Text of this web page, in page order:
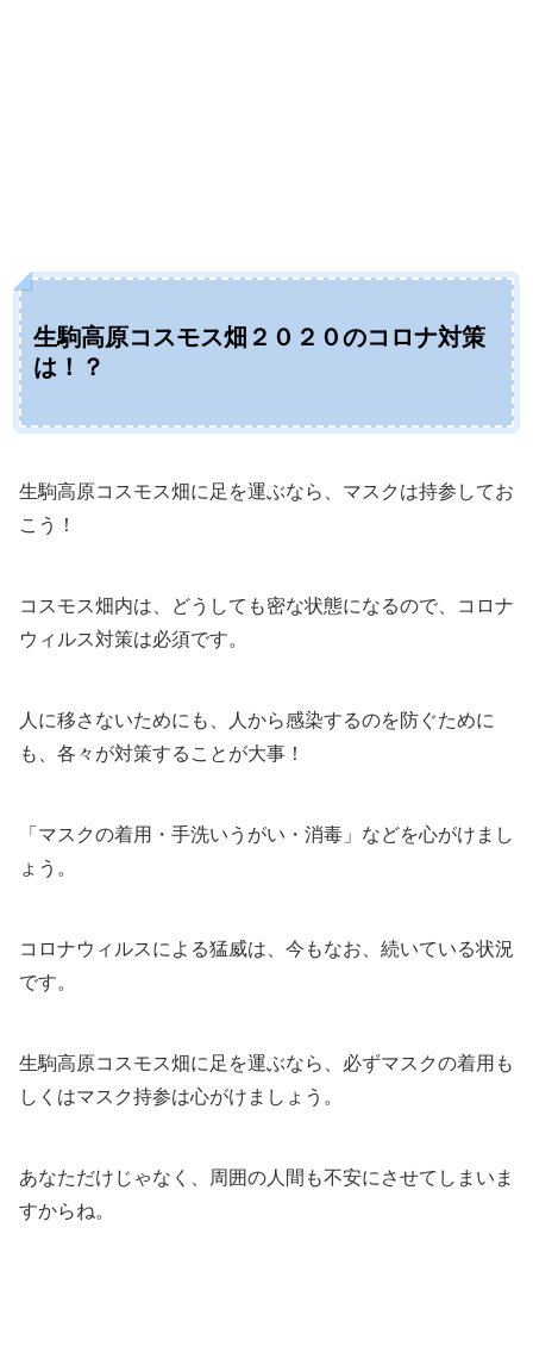
生駒高原コスモス畑２０２０のコロナ対策
は！？
生駒高原コスモス畑に足を運ぶなら、マスクは持参してお
こう！
コスモス畑内は、どうしても密な状態になるので、コロナ
ウィルス対策は必須です。
人に移さないためにも、人から感染するのを防ぐために
も、各々が対策することが大事！
「マスクの着用・手洗いうがい・消毒」などを心がけまし
ょう。
コロナウィルスによる猛威は、今もなお、続いている状況
です。
生駒高原コスモス畑に足を運ぶなら、必ずマスクの着用も
しくはマスク持参は心がけましょう。
あなただけじゃなく、周囲の人間も不安にさせてしまいま
すからね。